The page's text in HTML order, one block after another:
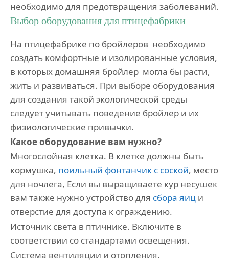
необходимо для предотвращения заболеваний.
Выбор оборудования для птицефабрики
На птицефабрике по бройлеров необходимо
создать комфортные и изолированные условия,
в которых домашняя бройлер могла бы расти,
жить и развиваться. При выборе оборудования
для создания такой экологической среды
следует учитывать поведение бройлер и их
физиологические привычки.
Какое оборудование вам нужно?
Многослойная клетка. В клетке должны быть
кормушка, поильный фонтанчик с соской, место
для ночлега, Если вы выращиваете кур несушек
вам также нужно устройство для сбора яиц и
отверстие для доступа к ограждению.
Источник света в птичнике. Включите в
соответствии со стандартами освещения.
Система вентиляции и отопления.